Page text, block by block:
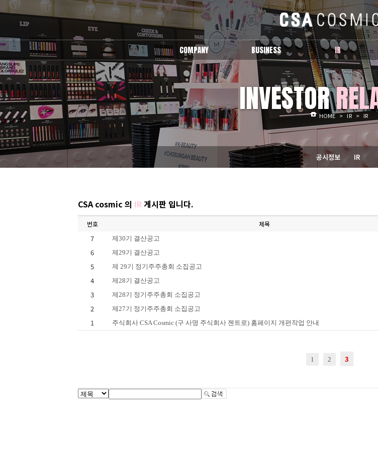
COMPANY
회사소개
오시는길
BUSINESS
브랜드 소개
IR
공시정보
IR
INVESTOR
공시정보 IR
HOME > IR > IR
CSA cosmic 의 IR게시판 입니다.
번호 제목
7 제30기 결산공고
6
제29기 결산공고
5
제 29기 정기주주총회 소집공고
4
제28기 결산공고
3
제28기 정기주주총회 소집공고
2
제27기 정기주주총회 소집공고
1
주식회사 CSA Cosmic (구 사명 주식회사 젠트로) 홈페이지 개편작업 안내
1 2 3